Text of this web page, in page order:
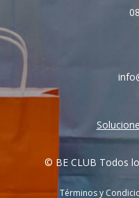
© BE CLUB Todos
Términos y